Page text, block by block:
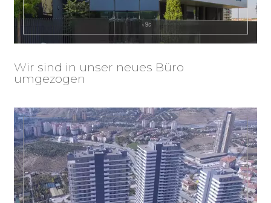
Wir sind in unser neues Büro
umgezogen